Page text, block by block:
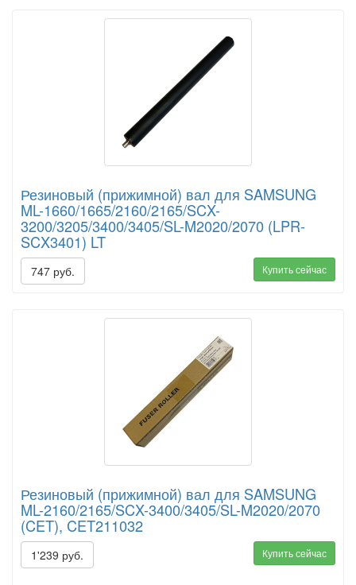
Резиновый (прижимной) вал для SAMSUNG
ML-1660/1665/2160/2165/SCX-
3200/3205/3400/3405/SL-M2020/2070 (LPR-
SCX3401) LT
747 руб. Купить сейчас
Резиновый (прижимной) вал для SAMSUNG
ML-2160/2165/SCX-3400/3405/SL-M2020/2070
(CET), CET211032
1'239 руб. Купить сейчас